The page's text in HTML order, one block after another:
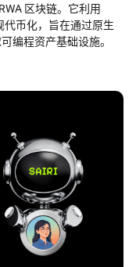
区块链。它利用
代币化，旨在通过原生
编程资产基础设施。